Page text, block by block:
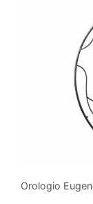
Orologio